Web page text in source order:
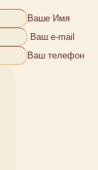
Ваше Имя
Ваш e-mail
Ваш телефон